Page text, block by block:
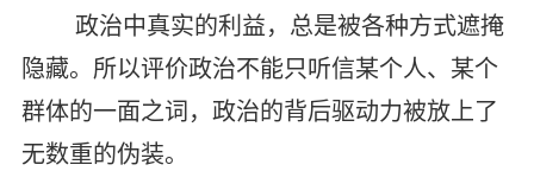
政治中真实的利益，总是被各种方式遮掩
隐藏。所以评价政治不能只听信某个人、某个
群体的一面之词，政治的背后驱动力被放上了
无数重的伪装。